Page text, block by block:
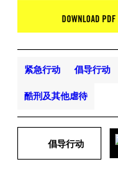
DOWNLOAD PDF
紧急行动 倡导行动
酷刑及其他虐待
倡导行动